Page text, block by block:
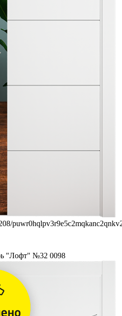
"Лофт" №32 0098